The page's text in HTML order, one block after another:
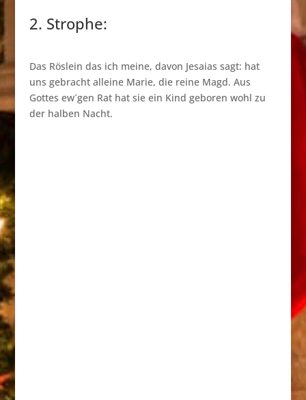
2. Strophe:
Das Röslein das ich meine, davon Jesaias sagt: hat
uns gebracht alleine Marie, die reine Magd. Aus
Gottes ew´gen Rat hat sie ein Kind geboren wohl zu
der halben Nacht.